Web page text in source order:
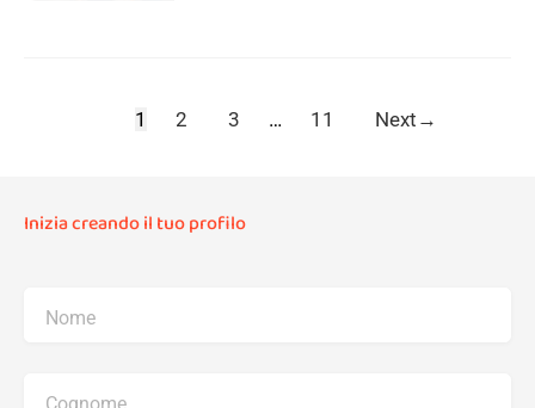
1 2 3 … 11 Next →
Inizia creando il tuo profilo
Nome